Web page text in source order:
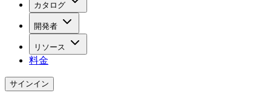
カタログ
開発者
リソース
料金
サインイン